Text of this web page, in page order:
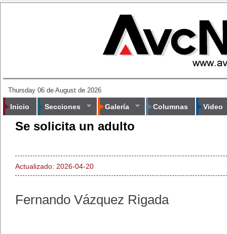
Thursday 06 de August de 2026
Inicio Secciones Galería Columnas Video
Se solicita un adulto
Actualizado: 2026-04-20
Fernando Vázquez Rigada